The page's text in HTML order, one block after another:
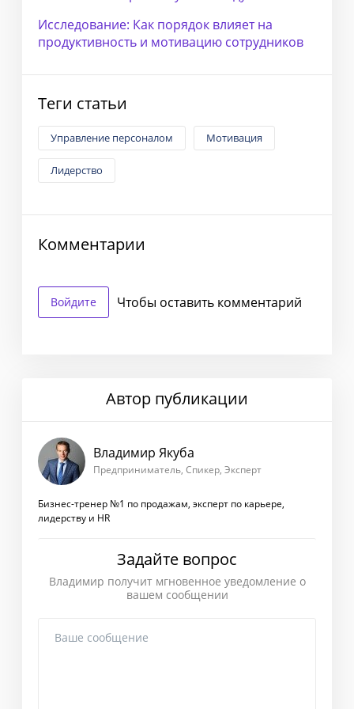
Исследование: Как порядок влияет на
продуктивность и мотивацию сотрудников
Теги статьи
Управление персоналом Мотивация
Лидерство
Комментарии
Войдите Чтобы оставить комментарий
Автор публикации
Владимир Якуба
Предприниматель, Спикер, Эксперт
Бизнес-тренер №1 по продажам, эксперт по карьере,
лидерству и HR
Задайте вопрос
Владимир получит мгновенное уведомление о
вашем сообщении